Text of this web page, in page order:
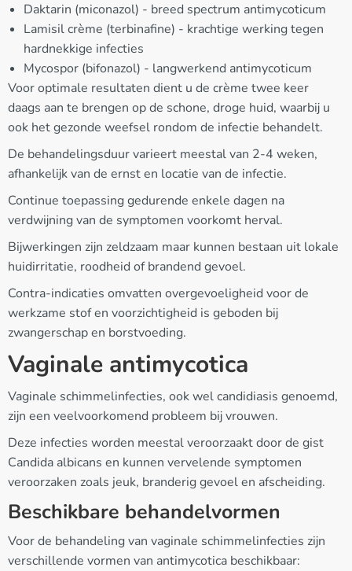
Daktarin (miconazol) - breed spectrum antimycoticum
Lamisil crème (terbinafine) - krachtige werking tegen
hardnekkige infecties
Mycospor (bifonazol) - langwerkend antimycoticum
Voor optimale resultaten dient u de crème twee keer
daags aan te brengen op de schone, droge huid, waarbij u
ook het gezonde weefsel rondom de infectie behandelt.
De behandelingsduur varieert meestal van 2-4 weken,
afhankelijk van de ernst en locatie van de infectie.
Continue toepassing gedurende enkele dagen na
verdwijning van de symptomen voorkomt herval.
Bijwerkingen zijn zeldzaam maar kunnen bestaan uit lokale
huidirritatie, roodheid of brandend gevoel.
Contra-indicaties omvatten overgevoeligheid voor de
werkzame stof en voorzichtigheid is geboden bij
zwangerschap en borstvoeding.
Vaginale antimycotica
Vaginale schimmelinfecties, ook wel candidiasis genoemd,
zijn een veelvoorkomend probleem bij vrouwen.
Deze infecties worden meestal veroorzaakt door de gist
Candida albicans en kunnen vervelende symptomen
veroorzaken zoals jeuk, branderig gevoel en afscheiding.
Beschikbare behandelvormen
Voor de behandeling van vaginale schimmelinfecties zijn
verschillende vormen van antimycotica beschikbaar: